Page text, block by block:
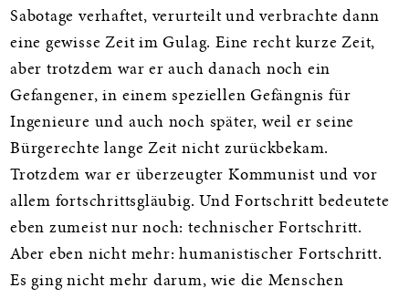
Sabotage verhaftet, verurteilt und verbrachte dann
eine gewisse Zeit im Gulag. Eine recht kurze Zeit,
aber trotzdem war er auch danach noch ein
Gefangener, in einem speziellen Gefängnis für
Ingenieure und auch noch später, weil er seine
Bürgerechte lange Zeit nicht zurückbekam.
Trotzdem war er überzeugter Kommunist und vor
allem fortschrittsgläubig. Und Fortschritt bedeutete
eben zumeist nur noch: technischer Fortschritt.
Aber eben nicht mehr: humanistischer Fortschritt.
Es ging nicht mehr darum, wie die Menschen